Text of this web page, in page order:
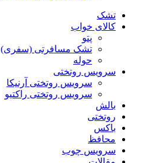
تشک
کالای خواب
پتو
تشک مسافرتی (سفری)
حوله
سرویس روتختی
سرویس روتختی آرنیکا
سرویس روتختی راکتیو
بالش
روتختی
باکس
محافظ
سرویس چوب